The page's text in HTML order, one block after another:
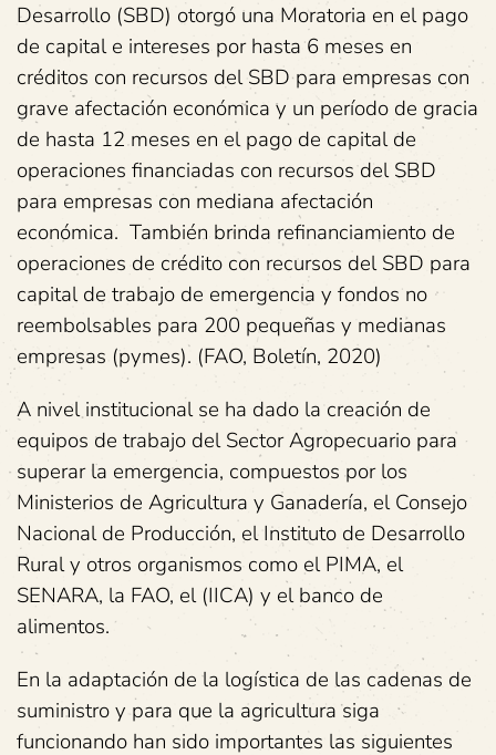
Desarrollo (SBD) otorgó una Moratoria en el pago
de capital e intereses por hasta 6 meses en
créditos con recursos del SBD para empresas con
grave afectación económica y un período de gracia
de hasta 12 meses en el pago de capital de
operaciones financiadas con recursos del SBD
para empresas con mediana afectación
económica. También brinda refinanciamiento de
operaciones de crédito con recursos del SBD para
capital de trabajo de emergencia y fondos no
reembolsables para 200 pequeñas y medianas
empresas (pymes). (FAO, Boletín, 2020)
A nivel institucional se ha dado la creación de
equipos de trabajo del Sector Agropecuario para
superar la emergencia, compuestos por los
Ministerios de Agricultura y Ganadería, el Consejo
Nacional de Producción, el Instituto de Desarrollo
Rural y otros organismos como el PIMA, el
SENARA, la FAO, el (IICA) y el banco de
alimentos.
En la adaptación de la logística de las cadenas de
suministro y para que la agricultura siga
funcionando han sido importantes las siguientes